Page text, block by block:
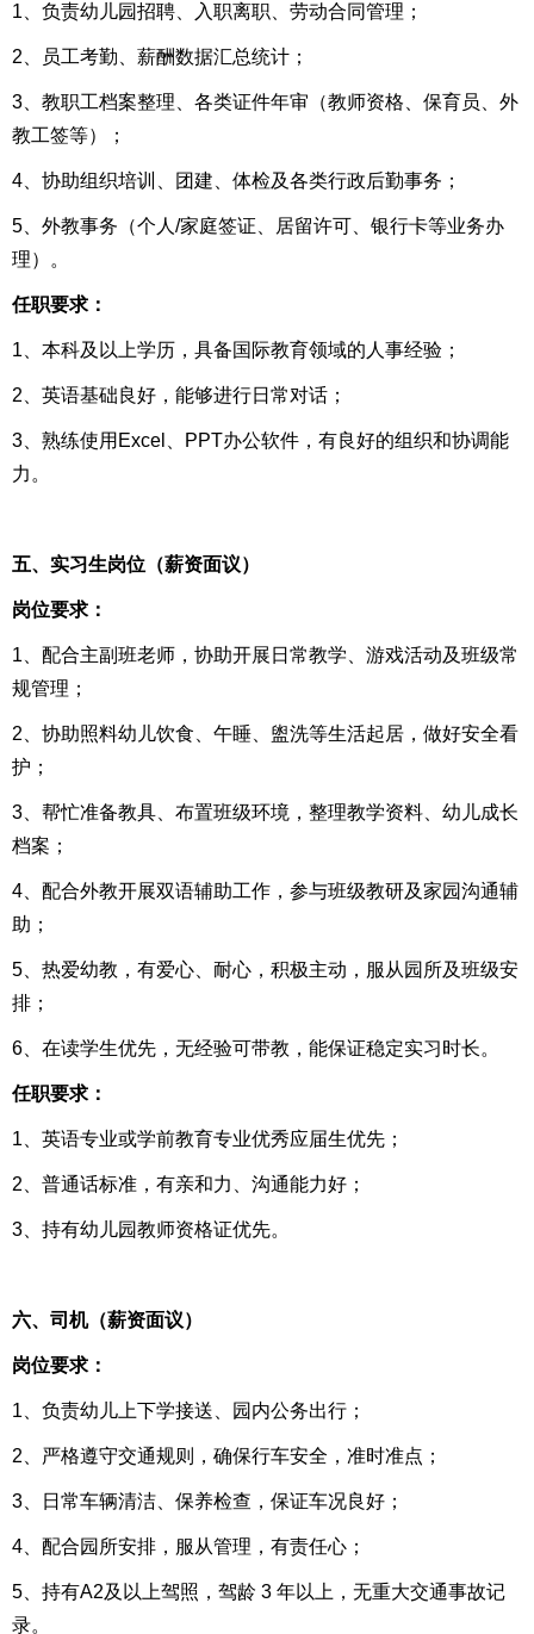
1、负责幼儿园招聘、入职离职、劳动合同管理；
2、员工考勤、薪酬数据汇总统计；
3、教职工档案整理、各类证件年审（教师资格、保育员、外
教工签等）；
4、协助组织培训、团建、体检及各类行政后勤事务；
5、外教事务（个人/家庭签证、居留许可、银行卡等业务办
理）。
任职要求：
1、本科及以上学历，具备国际教育领域的人事经验；
2、英语基础良好，能够进行日常对话；
3、熟练使用Excel、PPT办公软件，有良好的组织和协调能
力。
五、实习生岗位（薪资面议）
岗位要求：
1、配合主副班老师，协助开展日常教学、游戏活动及班级常
规管理；
2、协助照料幼儿饮食、午睡、盥洗等生活起居，做好安全看
护；
3、帮忙准备教具、布置班级环境，整理教学资料、幼儿成长
档案；
4、配合外教开展双语辅助工作，参与班级教研及家园沟通辅
助；
5、热爱幼教，有爱心、耐心，积极主动，服从园所及班级安
排；
6、在读学生优先，无经验可带教，能保证稳定实习时长。
任职要求：
1、英语专业或学前教育专业优秀应届生优先；
2、普通话标准，有亲和力、沟通能力好；
3、持有幼儿园教师资格证优先。
六、司机（薪资面议）
岗位要求：
1、负责幼儿上下学接送、园内公务出行；
2、严格遵守交通规则，确保行车安全，准时准点；
3、日常车辆清洁、保养检查，保证车况良好；
4、配合园所安排，服从管理，有责任心；
5、持有A2及以上驾照，驾龄 3 年以上，无重大交通事故记
录。